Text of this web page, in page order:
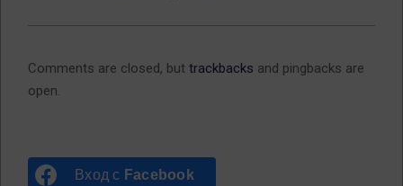
Comments are closed, but trackbacks and pingbacks are
open.
Вход с Facebook